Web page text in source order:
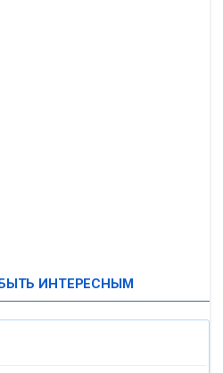
ИНТЕРЕСНЫМ